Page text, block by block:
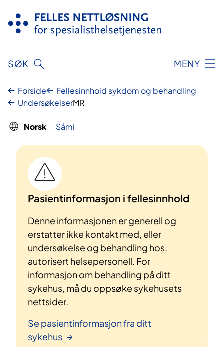
innhold
SØK MENY
Forside
Fellesinnhold sykdom og behandling
UndersøkelserMR
Norsk Sámi
Pasientinformasjon i fellesinnhold
Denne informasjonen er generell og
erstatter ikke kontakt med, eller
undersøkelse og behandling hos,
autorisert helsepersonell. For
informasjon om behandling på ditt
sykehus, må du oppsøke sykehusets
nettsider.
Se pasientinformasjon fra ditt
sykehus